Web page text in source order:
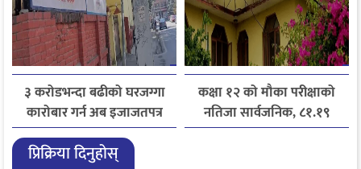
३ करोडभन्दा बढीको घरजग्गा
कारोबार गर्न अब इजाजतपत्र
अनिवार्य
कक्षा १२ को मौका परीक्षाको
नतिजा सार्वजनिक, ८१.१९
प्रतिशत विद्यार्थी उत्तीर्ण
प्रिक्रिया दिनुहोस्